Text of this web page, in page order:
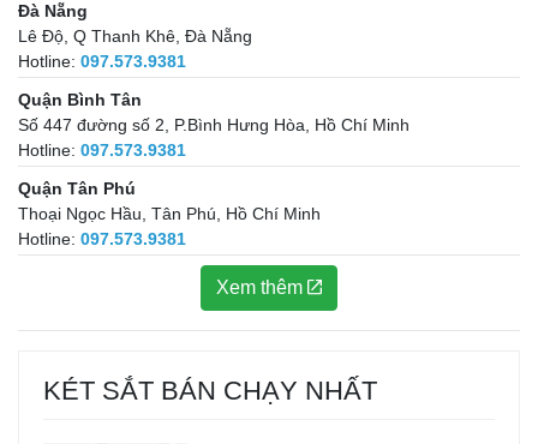
Đà Nẵng
Lê Độ, Q Thanh Khê, Đà Nẵng
Hotline: 097.573.9381
Quận Bình Tân
Số 447 đường số 2, P.Bình Hưng Hòa, Hồ Chí Minh
Hotline: 097.573.9381
Quận Tân Phú
Thoại Ngọc Hầu, Tân Phú, Hồ Chí Minh
Hotline: 097.573.9381
Xem thêm
KÉT SẮT BÁN CHẠY NHẤT